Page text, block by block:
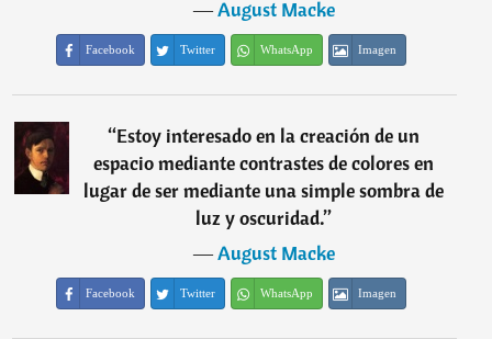
―August Macke
Facebook Twitter WhatsApp Imagen
“Estoy interesado en la creación de un
espacio mediante contrastes de colores en
lugar de ser mediante una simple sombra de
luz y oscuridad.”
―August Macke
Facebook Twitter WhatsApp Imagen